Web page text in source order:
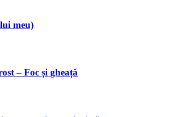
meu)
– Foc și gheață